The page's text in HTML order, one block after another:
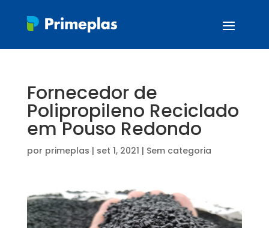
Fornecedor de
Polipropileno Reciclado
em Pouso Redondo
por primeplas | set 1, 2021 | Sem categoria